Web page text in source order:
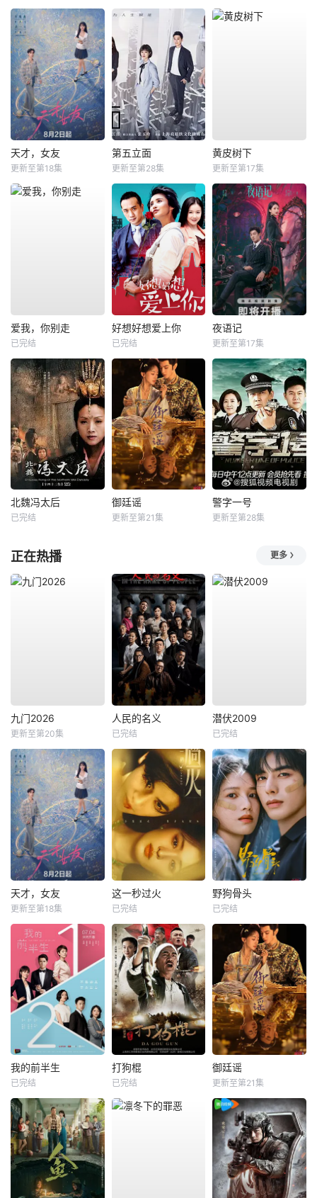
天才，女友
更新至第18集
第五立面
更新至第28集
黄皮树下
更新至第17集
爱我，你别走
已完结
好想好想爱上你
已完结
夜语记
更新至第17集
北魏冯太后
已完结
御廷谣
更新至第21集
警字一号
更新至第28集
正在热播 更多
九门2026
更新至第20集
人民的名义
已完结
潜伏2009
已完结
天才，女友
更新至第18集
这一秒过火
已完结
野狗骨头
已完结
我的前半生
已完结
打狗棍
已完结
御廷谣
更新至第21集